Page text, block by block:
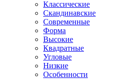
Классические
Скандинавские
Современные
Форма
Высокие
Квадратные
Угловые
Низкие
Особенности